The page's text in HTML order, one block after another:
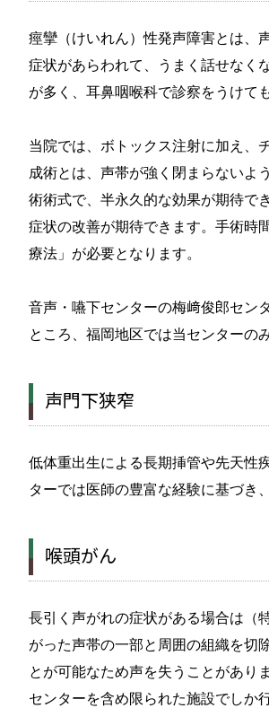
痙攣（けいれん）性発声障害とは、
症状があらわれて、うまく話せなく
が多く、耳鼻咽喉科で診察をうけて
当院では、ボトックス注射に加え、
成術とは、声帯が強く閉まらないよ
術術式で、半永久的な効果が期待で
症状の改善が期待できます。手術時
療法」が必要となります。
音声・嚥下センターの梅﨑俊郎セン
ところ、福岡地区では当センターの
声門下狭窄
低体重出生による長期挿管や先天性
ターでは医師の豊富な経験に基づき
喉頭がん
長引く声がれの症状がある場合は（
がった声帯の一部と周囲の組織を切
とが可能なため声を失うことがあり
センターを含め限られた施設でしか